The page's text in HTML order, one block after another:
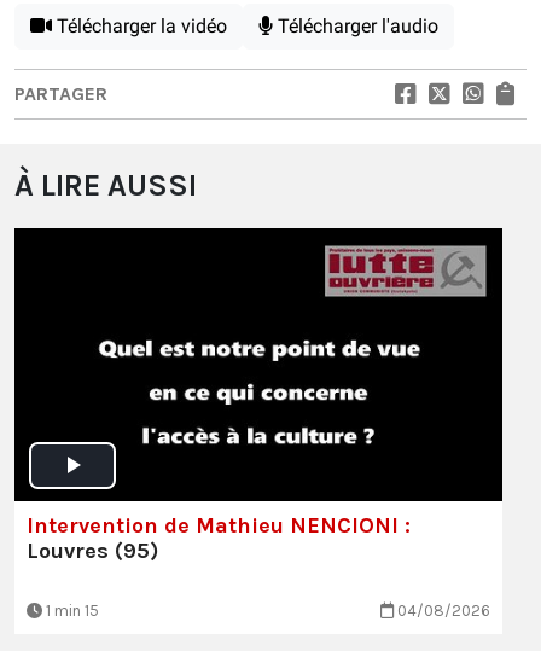
Télécharger la vidéo Télécharger l'audio
PARTAGER
À LIRE AUSSI
Intervention de Mathieu NENCIONI :
Louvres (95)
1 min 15 04/08/2026